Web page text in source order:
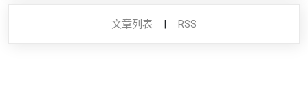
文章列表 RSS